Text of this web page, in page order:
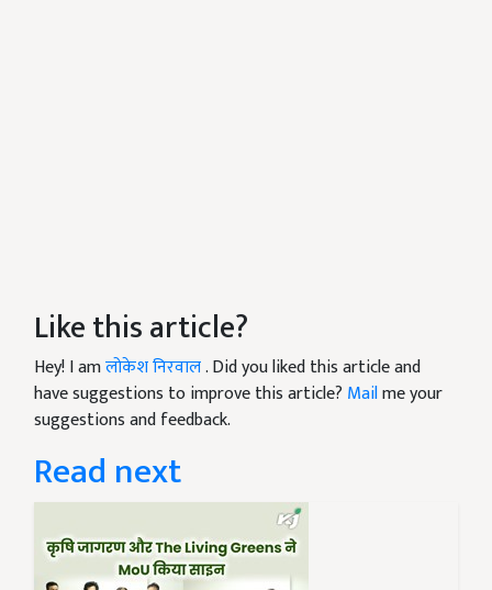
Like this article?
Hey! I amलोकेश निरवाल. Did you liked this article and
have suggestions to improve this article? Mailme your
suggestions and feedback.
Read next